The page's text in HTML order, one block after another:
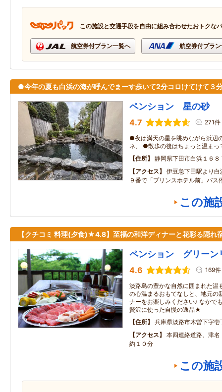
この施設と交通手段を自由に組み合わせたおトクな
航空券付プラン一覧へ 航空券付プラ
●今年の夏も白浜の海が呼んでまーす歩いて2分コロけてけて３
ペンション 星の砂
4.7 271件
●夜は満天の星を眺めながら浜辺
ネ、 ●散歩の後はちょっと温ま
住所
静岡県下田市白浜１６８
アクセス
伊豆急下田駅より
９番で「プリンスホテル前」バス
この施
【クチコミ 料理(夕食)★4.8】至福の和洋ディナーと花彩る隠れ
ペンション グリーン
4.6 169件
淡路島の豊かな自然に囲まれた温
の心温まるおもてなしと、地元の
ナーをお楽しみください♪ なかで
贅沢に使った自慢の逸品★
住所
兵庫県淡路市木曽下字壱
アクセス
本四連絡道路、津
約１０分
この施